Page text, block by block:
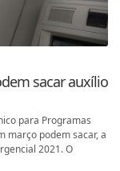
sacar auxílio
para Programas
março podem sacar, a
2021. O